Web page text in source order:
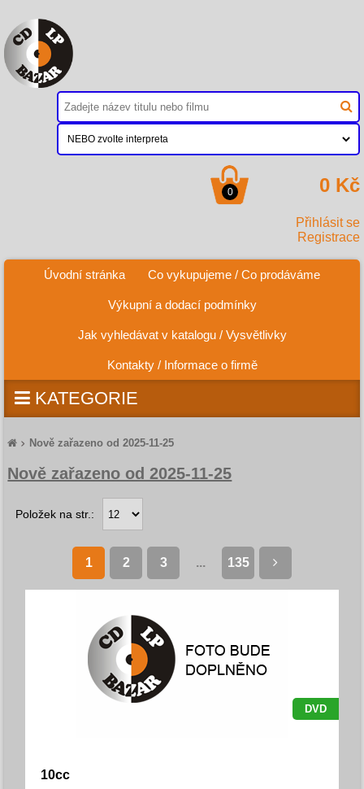
0 0 Kč
Přihlásit se
Registrace
Úvodní stránka Co vykupujeme / Co prodáváme
Výkupní a dodací podmínky
Jak vyhledávat v katalogu / Vysvětlivky
Kontakty / Informace o firmě
KATEGORIE
Nově zařazeno od 2025-11-25
Nově zařazeno od 2025-11-25
Položek na str.:
1 2 3 ... 135
DVD
10cc